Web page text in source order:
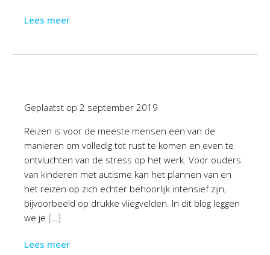
Lees meer
Geplaatst op 2 september 2019
Reizen is voor de meeste mensen een van de
manieren om volledig tot rust te komen en even te
ontvluchten van de stress op het werk. Voor ouders
van kinderen met autisme kan het plannen van en
het reizen op zich echter behoorlijk intensief zijn,
bijvoorbeeld op drukke vliegvelden. In dit blog leggen
we je […]
Lees meer